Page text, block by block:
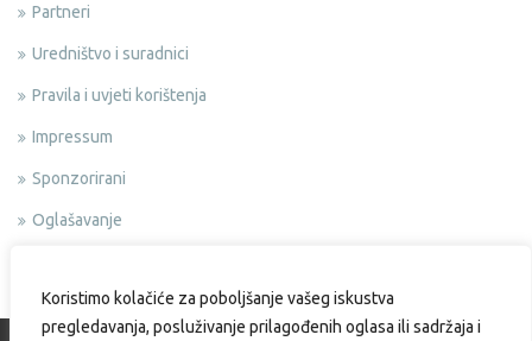
Koristimo kolačiće za poboljšanje vašeg iskustva
pregledavanja, posluživanje prilagođenih oglasa ili sadržaja i
Partneri
Uredništvo i suradnici
Pravila i uvjeti korištenja
Impressum
Sponzorirani
Oglašavanje